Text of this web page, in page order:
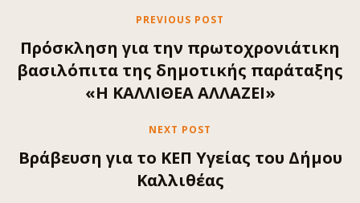
PREVIOUS POST
Πρόσκληση για την πρωτοχρονιάτικη
βασιλόπιτα της δημοτικής παράταξης
«Η ΚΑΛΛΙΘΕΑ ΑΛΛΑΖΕΙ»
NEXT POST
Βράβευση για το ΚΕΠ Υγείας του Δήμου
Καλλιθέας